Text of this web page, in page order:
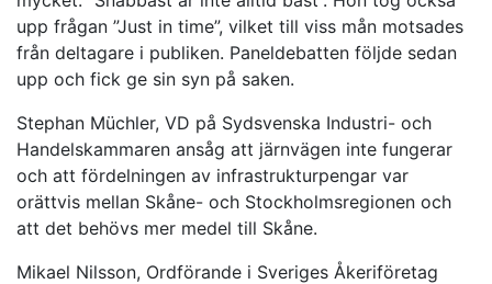
upp frågan ”Just in time”, vilket till viss mån motsades
från deltagare i publiken. Paneldebatten följde sedan
upp och fick ge sin syn på saken.
Stephan Müchler, VD på Sydsvenska Industri- och
Handelskammaren ansåg att järnvägen inte fungerar
och att fördelningen av infrastrukturpengar var
orättvis mellan Skåne- och Stockholmsregionen och
att det behövs mer medel till Skåne.
Mikael Nilsson, Ordförande i Sveriges Åkeriföretag